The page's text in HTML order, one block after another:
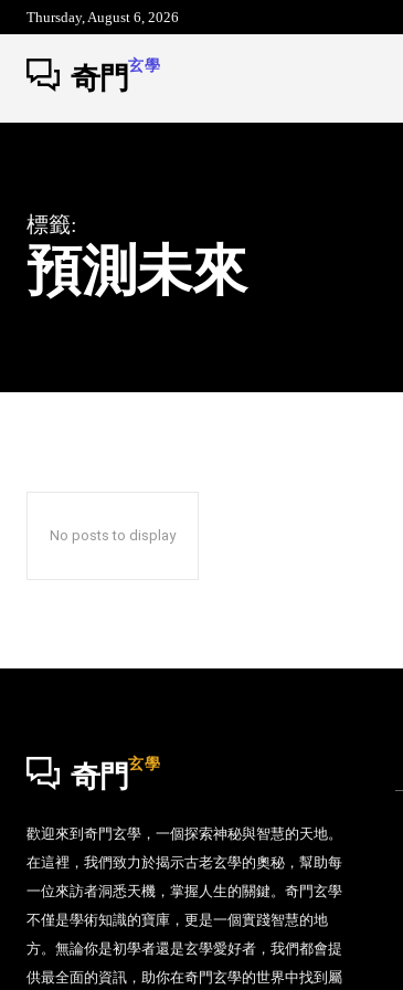
Thursday, August 6, 2026
奇門 玄學
標籤:
預測未來
No posts to display
奇門 玄學
歡迎來到奇門玄學，一個探索神秘與智慧的天地。
在這裡，我們致力於揭示古老玄學的奧秘，幫助每
一位來訪者洞悉天機，掌握人生的關鍵。奇門玄學
不僅是學術知識的寶庫，更是一個實踐智慧的地
方。無論你是初學者還是玄學愛好者，我們都會提
供最全面的資訊，助你在奇門玄學的世界中找到屬